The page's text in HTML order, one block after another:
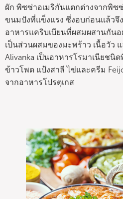
ผัก พิซซ่าอเมริกันแตกต่างจากพิซ
ขนมปังที่แข็งแรง ซึ่งอบก่อนแล้วจึ
อาหารแคริบเบียนที่ผสมผสานกัน
เป็นส่วนผสมของมะพร้าว เนื้อวัว
Alivanka เป็นอาหารโรมาเนียชนิ
ข้าวโพด แป้งสาลี ไข่และครีม
จากอาหารโปรตุเกส